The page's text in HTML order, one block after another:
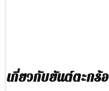
เกี่ยวกับยันต์ตะกร้อ